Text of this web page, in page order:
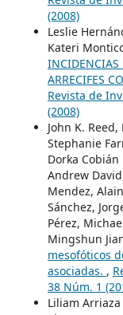
(2008)
Leslie
Kateri
INCIDENCIAS
ARRECIFES
Revista de
(2008)
John K.
Stephanie
Dorka Cobián
Andrew
Mendez,
Sánchez,
Pérez,
Mingshun
mesofóticos
asociadas. ,
38 Núm. 1
Liliam Arriaza